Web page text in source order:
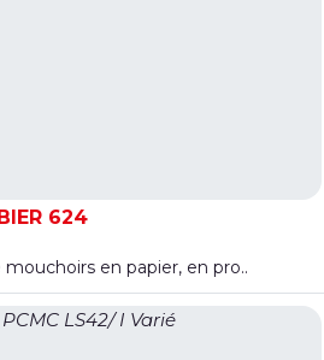
624
en papier, en pro..